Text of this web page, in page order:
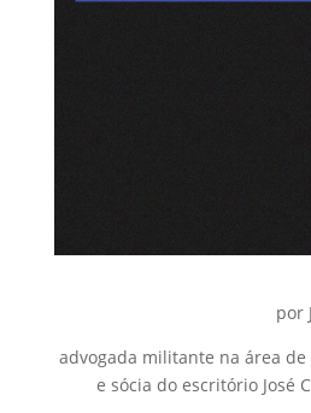
por
advogada militante na área
e sócia do escritório José